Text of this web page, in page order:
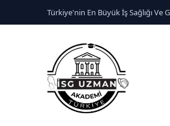
Türkiye'nin En Büyük İş Sağlığı Ve